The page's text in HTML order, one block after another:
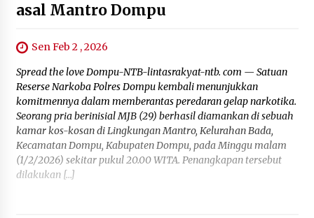
asal Mantro Dompu
Sen Feb 2 , 2026
Spread the love Dompu-NTB-lintasrakyat-ntb. com — Satuan
Reserse Narkoba Polres Dompu kembali menunjukkan
komitmennya dalam memberantas peredaran gelap narkotika.
Seorang pria berinisial MJB (29) berhasil diamankan di sebuah
kamar kos-kosan di Lingkungan Mantro, Kelurahan Bada,
Kecamatan Dompu, Kabupaten Dompu, pada Minggu malam
(1/2/2026) sekitar pukul 20.00 WITA. Penangkapan tersebut
dilakukan […]